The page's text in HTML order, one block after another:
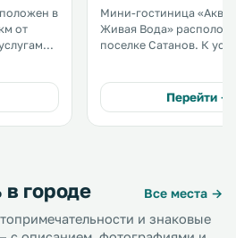
в
от
Мини-гостиница «Аква
Живая Вода»
поселке Сатанов. К услугам гостей
гидромассажная ванна
При мини-гостинице
ресторан. В числе удобств
Перейти →
в городе
Все места →
и знаковые